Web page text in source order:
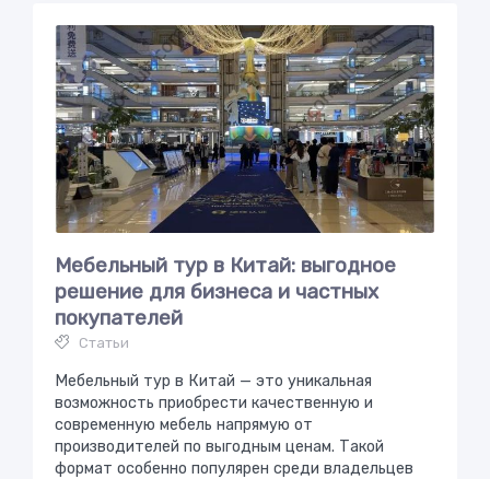
Мебельный тур в Китай: выгодное
решение для бизнеса и частных
покупателей
Статьи
Мебельный тур в Китай — это уникальная
возможность приобрести качественную и
современную мебель напрямую от
производителей по выгодным ценам. Такой
формат особенно популярен среди владельцев